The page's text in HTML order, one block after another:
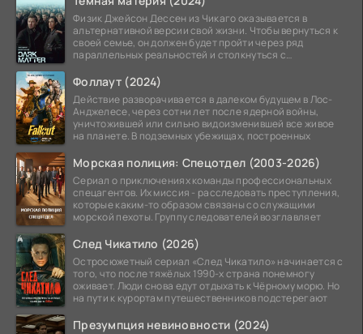
Физик Джейсон Дессен из Чикаго оказывается в
альтернативной версии свой жизни. Чтобы вернуться к
своей семье, он должен будет пройти через ряд
параллельных реальностей и столкнуться с
Фоллаут (2024)
Действие разворачивается в далеком будущем в Лос-
Анджелесе, через сотни лет после ядерной войны,
уничтожившей или сильно видоизменившей все живое
на планете. В подземных убежищах, построенных
Морская полиция: Спецотдел (2003-2026)
Сериал о приключениях команды профессиональных
спецагентов. Их миссия - расследовать преступления,
которые каким-то образом связаны со служащими
морской пехоты. Группу следователей возглавляет
След Чикатило (2026)
Остросюжетный сериал «След Чикатило» начинается с
того, что после тяжёлых 1990-х страна понемногу
оживает. Люди снова едут отдыхать к Чёрному морю. Но
на пути к курортам путешественников подстерегают
Презумпция невиновности (2024)